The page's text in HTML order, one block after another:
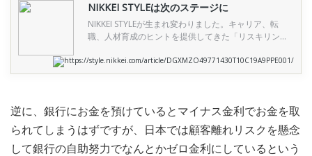
NIKKEI STYLEは次のステージに
NIKKEI STYLEが生まれ変わりました。キャリア、転
職、人材育成のヒントを提供してきた「リスキリン
ジネスパーソンのためのファッション情報を集めた
「Men’s Fashion」チャンネルは「THE NIKKEI
https://style.nikkei.com/article/DGXMZO49771430T10C19A9PPE001/
逆に、銀行にお金を預けているとマイナス金利でお金を取
られてしまうはずですが、日本では顧客離れリスクを懸念
して銀行の自助努力でなんとかゼロ金利にしているという